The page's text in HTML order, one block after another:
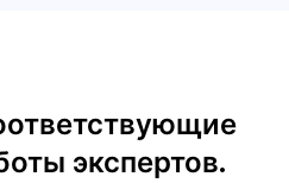
экспертов.